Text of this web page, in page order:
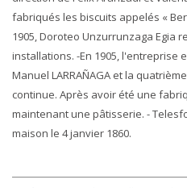
fabriqués les biscuits appelés «
1905, Doroteo Unzurrunzaga Egia
installations. -En 1905, l'entreprise
Manuel LARRAÑAGA et la
continue. Après avoir été une
maintenant une pâtisserie. -
maison le 4 janvier 1860.